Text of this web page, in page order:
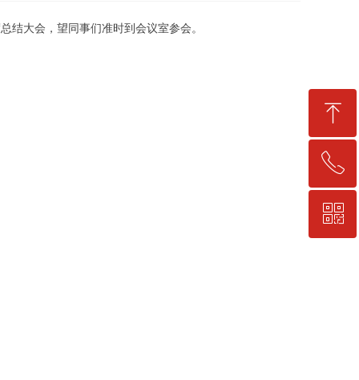
结大会，望同事们准时到会议室参会。
ꁸ
回到顶部
ꂅ
15810800528
ꀥ